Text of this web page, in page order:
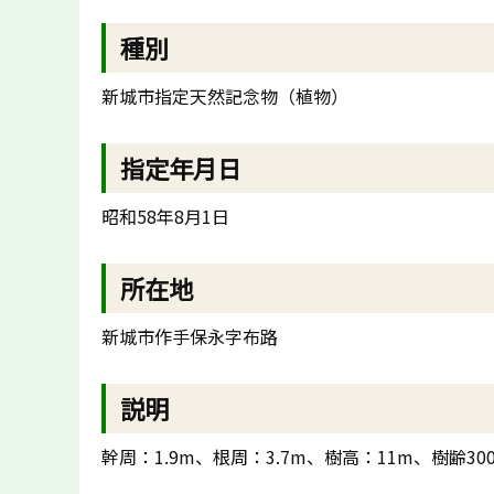
種別
新城市指定天然記念物（植物）
指定年月日
昭和58年8月1日
所在地
新城市作手保永字布路
説明
幹周：1.9m、根周：3.7m、樹高：11m、樹齢